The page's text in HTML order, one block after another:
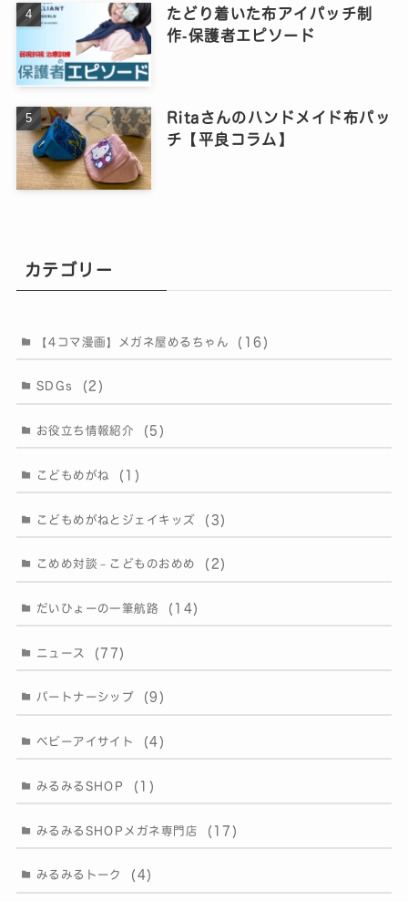
たどり着いた布アイパッチ制
作‐保護者エピソード
Ritaさんのハンドメイド布パッ
チ【平良コラム】
カテゴリー
【4コマ漫画】メガネ屋めるちゃん (16)
SDGs (2)
お役立ち情報紹介 (5)
こどもめがね (1)
こどもめがねとジェイキッズ (3)
こめめ対談－こどものおめめ (2)
だいひょーの一筆航路 (14)
ニュース (77)
パートナーシップ (9)
ベビーアイサイト (4)
みるみるSHOP (1)
みるみるSHOPメガネ専門店 (17)
みるみるトーク (4)